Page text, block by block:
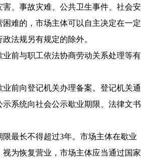
害、事故灾难、公共卫生事件、社会安
难的，市场主体可以自主决定在一定
法规另有规定的除外。
前与职工依法协商劳动关系处理等有
前向登记机关办理备案。登记机关通
系统向社会公示歇业期限、法律文书
最长不得超过3年。市场主体在歇业
为恢复营业，市场主体应当通过国家